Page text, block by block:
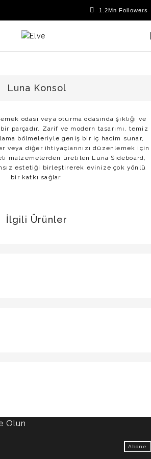
Luna Konsol
odası veya oturma odasında şıklığı ve
parçadır. Zarif ve modern tasarımı, temiz
bölmeleriyle geniş bir iç hacim sunar,
veya diğer ihtiyaçlarınızı düzenlemek için
malzemelerden üretilen Luna Sideboard,
estetiği birleştirerek evinize çok yönlü
bir katkı sağlar.
İlgili Ürünler
Olun